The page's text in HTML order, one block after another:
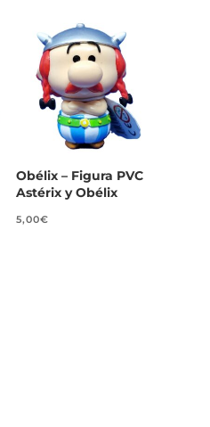
Obélix – Figura PVC
Astérix y Obélix
5,00€